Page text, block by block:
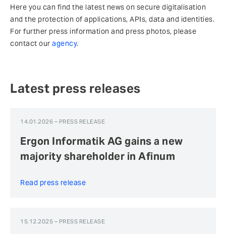
Here you can find the latest news on secure digitalisation
and the protection of applications, APIs, data and identities.
For further press information and press photos, please
contact our agency.
Latest press releases
14.01.2026 – PRESS RELEASE
Ergon Informatik AG gains a new
majority shareholder in Afinum
Read press release
15.12.2025 – PRESS RELEASE